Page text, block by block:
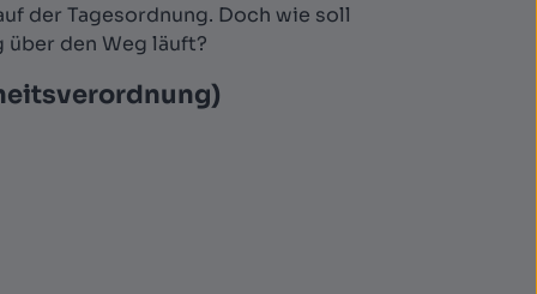
der Tagesordnung. Doch wie soll
den Weg läuft?